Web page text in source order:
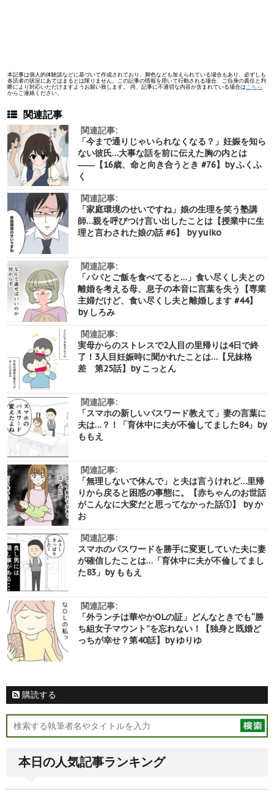
本記事は個人的体験談などに基づいて作成されており、脚色なども加えられている場合もあり、必ずしも
各読者の状況にあてはまるとは限りません。この記事の情報を用いて行動される場合、ご自身の責任と判
断により対応いただけますようお願い致します。 尚、記事に不適切な内容が含まれている場合はこちら
からご連絡ください。
関連記事
関連記事:
「今まで通りじゃいられなくなる？」妊娠を知ら
ない彼氏…大事な話を前に伝えた胸の内とは
――【16歳、命と向き合うとき #76】by ふくふ
く
関連記事:
「家庭環境のせいですね」娘の生理を笑う塾講
師…親を呼びつけ言い出したことは【授業中に生
理と言わされた娘の話 #6】 by yuiko
関連記事:
「パパとご飯を食べてると…」食い尽くし夫との
離婚を考える母、息子の本音に言葉を失う【専業
主婦だけど、食い尽くし夫と離婚します #44】
by しろみ
関連記事:
実母からのストレスで2人目の里帰りは4日で終
了！3人目妊娠時に聞かれたことは…【兄妹格
差 第25話】by こっとん
関連記事:
「スマホの新しいパスワード教えて」妻の言葉に
夫は…？！「育休中に夫が不倫してました84」by
ももえ
関連記事:
「無理しないで休んで」と夫は言うけれど…里帰
りから戻ると困惑の事態に。【赤ちゃんのお世話
がこんなに大変だと思ってなかった話①】 by か
お
関連記事:
スマホのパスワードを勝手に変更していた夫に妻
が確信したことは…「育休中に夫が不倫してまし
た83」by ももえ
関連記事:
「外ランチは華やかOLの証」どんなときでも“勝
ち組女子マウント”を忘れない！【独身と既婚ど
っちが幸せ？第40話】by ゆりゆ
購読する
本日の人気記事ランキング